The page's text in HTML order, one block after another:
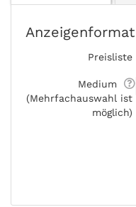
Anzeigenformat
Preisliste
Medium
(Mehrfachauswahl ist
möglich)